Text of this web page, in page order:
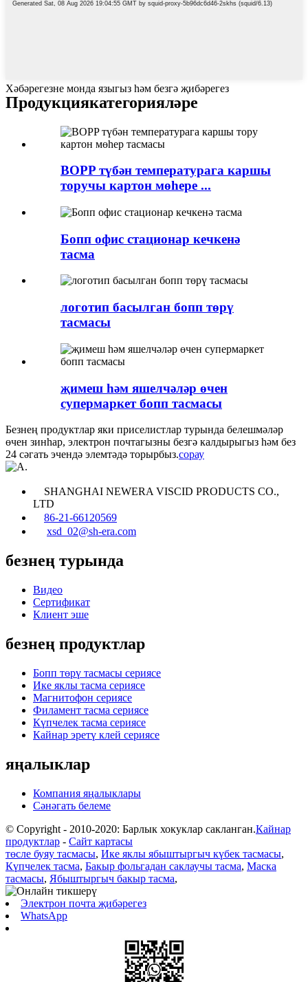
Хәбәрегезне монда языгыз һәм безгә җибәрегез
Продукциякатегорияләре
BOPP түбән температурага каршы
торучы картон мөһере ...
Бопп офис стационар кечкенә
тасма
логотип басылган бопп төрү
тасмасы
җимеш һәм яшелчәләр өчен
супермаркет бопп тасмасы
Безнең продуктлар яки приселистлар турында белешмәләр
өчен зинһар, электрон почтагызны безгә калдырыгыз һәм без
24 сәгать эчендә элемтәдә торырбыз.сорау
SHANGHAI NEWERA VISCID PRODUCTS CO.,
LTD
86-21-66120569
xsd_02@sh-era.com
безнең турында
Видео
Сертификат
Клиент эше
безнең продуктлар
Бопп төрү тасмасы сериясе
Ике яклы тасма сериясе
Магнитофон сериясе
Филамент тасма сериясе
Күпчелек тасма сериясе
Кайнар эретү клей сериясе
яңалыклар
Компания яңалыклары
Сәнәгать белеме
© Copyright - 2010-2020: Барлык хокуклар сакланган.Кайнар
продуктлар - Сайт картасы
төсле буяу тасмасы, Ике яклы ябыштыргыч күбек тасмасы,
Күпчелек тасма, Бакыр фольгадан саклаучы тасма, Маска
тасмасы, Ябыштыргыч бакыр тасма,
Электрон почта җибәрегез
WhatsApp